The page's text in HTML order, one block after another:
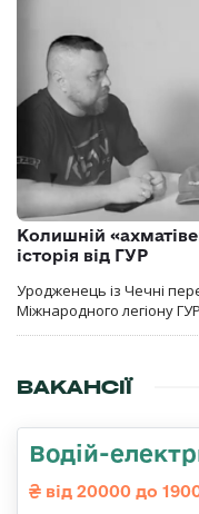
Колишній
історія від ГУР
Уродженець із Чечні
Міжнародного легіону
ВАКАНСІЇ
Водій-
від 20000 до